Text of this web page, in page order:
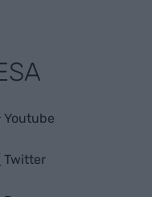
Youtube
Twitter